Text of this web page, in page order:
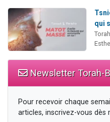
qui
Newsletter Torah-
Pour recevoir chaque
articles, inscrivez-vous dès